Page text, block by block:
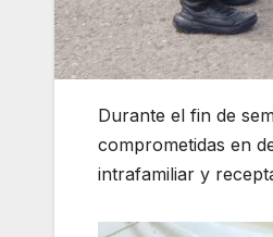
Durante el fin de
comprometidas en
intrafamiliar y